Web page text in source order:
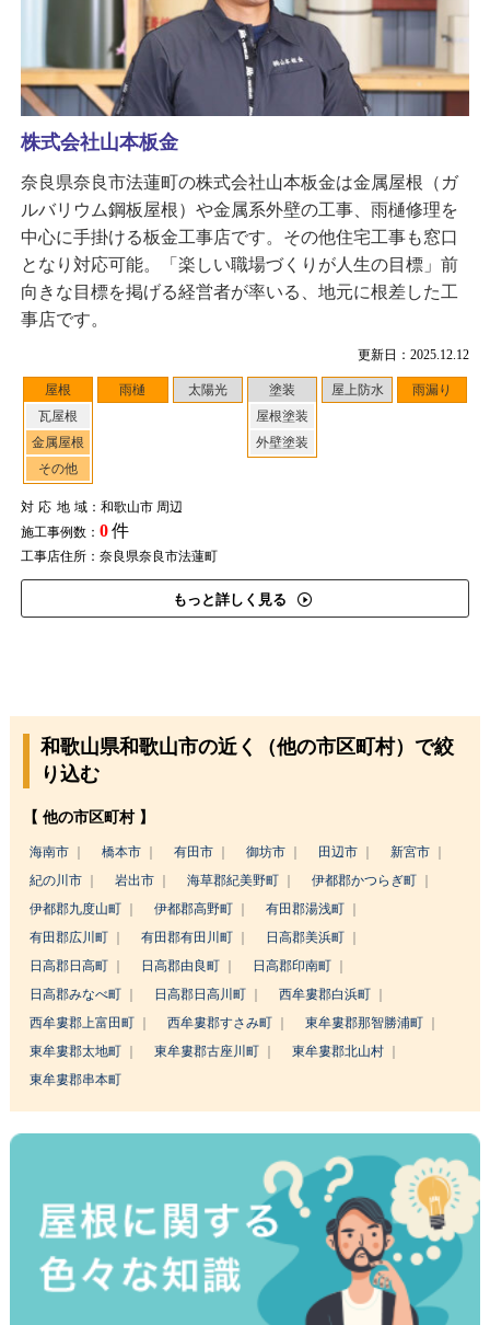
更新日：2025.12.12
屋根
瓦屋根
金属屋根
その他
雨樋 太陽光
塗装
屋根塗装
外壁塗装
屋上防水 雨漏り
対応地域：和歌山市 周辺
施工事例数： 0件
工事店住所：奈良県奈良市法蓮町
もっと詳しく見る
株式会社山本板金
奈良県奈良市法蓮町の株式会社山本板金は金属屋根（ガ
ルバリウム鋼板屋根）や金属系外壁の工事、雨樋修理を
中心に手掛ける板金工事店です。その他住宅工事も窓口
となり対応可能。「楽しい職場づくりが人生の目標」前
向きな目標を掲げる経営者が率いる、地元に根差した工
事店です。
和歌山県和歌山市の近く（他の市区町村）で絞
り込む
【 他の市区町村 】
海南市 橋本市 有田市 御坊市 田辺市
新宮市
紀の川市
岩出市 海草郡紀美野町
伊都郡かつらぎ町
伊都郡九度山町
伊都郡高野町
有田郡湯浅町
有田郡広川町
有田郡有田川町
日高郡美浜町
日高郡日高町
日高郡由良町
日高郡印南町
日高郡みなべ町
日高郡日高川町
西牟婁郡白浜町
西牟婁郡上富田町
西牟婁郡すさみ町
東牟婁郡那智勝浦町
東牟婁郡太地町
東牟婁郡古座川町
東牟婁郡北山村
東牟婁郡串本町